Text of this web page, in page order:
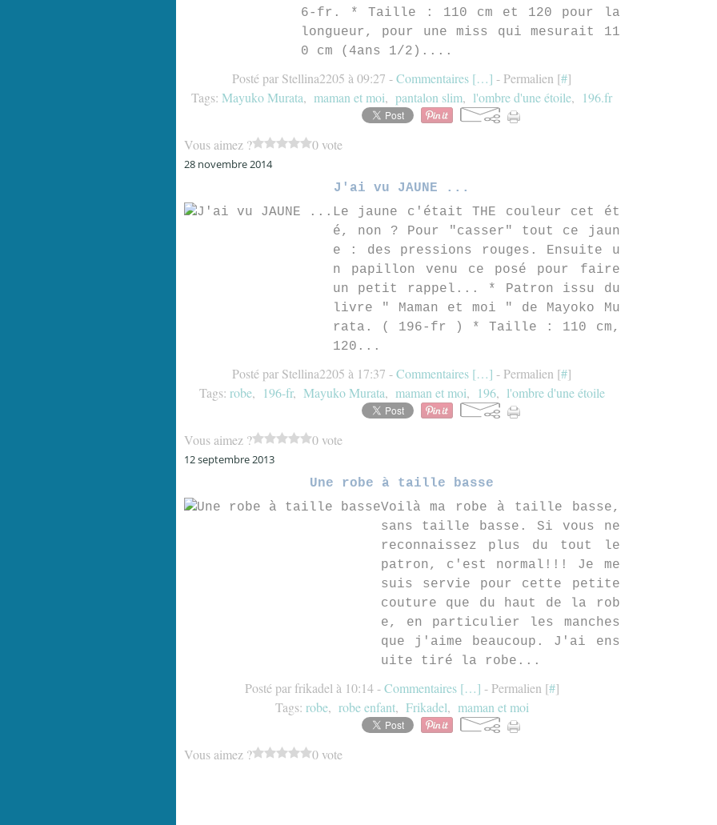
6-fr. * Taille : 110 cm et 120 pour la
longueur, pour une miss qui mesurait 11
0 cm (4ans 1/2)....
Posté par Stellina2205 à 09:27 -Commentaires […] - Permalien [#]
Tags: Mayuko Murata, maman et moi, pantalon slim, l'ombre d'une étoile, 196.fr
Vous aimez ? 0 vote
28 novembre 2014
J'ai vu JAUNE ...
Le jaune c'était THE couleur cet ét
é, non ? Pour "casser" tout ce jaun
e : des pressions rouges. Ensuite u
n papillon venu ce posé pour faire
un petit rappel... * Patron issu du
livre " Maman et moi " de Mayoko Mu
rata. ( 196-fr ) * Taille : 110 cm,
120...
Posté par Stellina2205 à 17:37 -Commentaires […] - Permalien [#]
Tags: robe, 196-fr, Mayuko Murata, maman et moi, 196, l'ombre d'une étoile
Vous aimez ? 0 vote
12 septembre 2013
Une robe à taille basse
Voilà ma robe à taille basse,
sans taille basse. Si vous ne
reconnaissez plus du tout le
patron, c'est normal!!! Je me
suis servie pour cette petite
couture que du haut de la rob
e, en particulier les manches
que j'aime beaucoup. J'ai ens
uite tiré la robe...
Posté par frikadel à 10:14 -Commentaires […] - Permalien [#]
Tags: robe, robe enfant, Frikadel, maman et moi
Vous aimez ? 0 vote